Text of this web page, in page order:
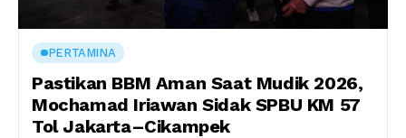
PERTAMINA
Pastikan BBM Aman Saat Mudik 2026,
Mochamad Iriawan Sidak SPBU KM 57
Tol Jakarta–Cikampek